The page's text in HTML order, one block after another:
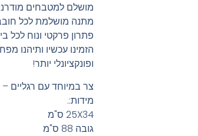
מושלם למטבחים
מתנה מושלמת לכל
פתרון פרקטי ונוח לכל
הזמינו עכשיו ותיהנו
ופונקציונלי יותר!
צר במיוחד עם רגליים
מידות:.
25X34 ס"מ
גובה 88 ס"מ